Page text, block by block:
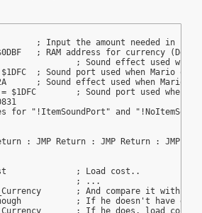
!Cost = $10		; Input the amount needed in
!RAM_Currency = $0DBF	; RAM address for
!ItemSound = $29		; Sound
!ItemSoundPort = $1DFC	; Sound port used
!NoItemSound = $2A	; Sound effect used when
!NoItemSoundPort = $1DFC	; Sound
for "!ItemSoundPort" and
: JMP Return : JMP Return : JMP
	LDA #!Cost		; Load cost..
	DEC A			; ...
CMP !RAM_Currency	; And compare it
BPL NotEnough		; If he doesn't